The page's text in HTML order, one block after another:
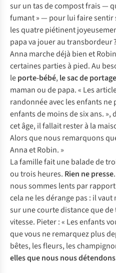
sur un tas de compost frais —
fumant » — pour lui faire sentir
les quatre piétinent
papa va jouer au transbordeur
Anna marche déjà bien et
certaines parties à pied. Au
leporte-bébé,le sac de portage
maman ou de papa. « Les
randonnée avec les enfants ne
enfants de moins de six ans. »,
cet âge, il fallait rester à la
Alors que nous remarquons
Anna et Robin. »
La famille fait une balade de
ou trois heures. Rien ne presse
nous sommes lents par
cela ne les dérange pas : il
sur une courte distance que
vitesse. Pieter : « Les enfants
que vous ne remarquez plus
bêtes, les fleurs, les
elles que nous nous